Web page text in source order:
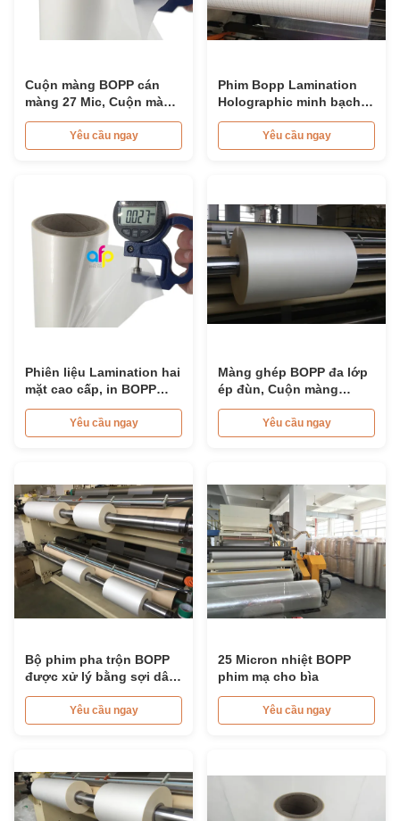
Cuộn màng BOPP cán
màng 27 Mic, Cuộn màng
đóng gói mỹ phẩm lõi 3
Yêu cầu ngay
Phim Bopp Lamination
Holographic minh bạch
26micron Tiêu chuẩn /
Mô hình tùy chỉnh
Yêu cầu ngay
Phiên liệu Lamination hai
mặt cao cấp, in BOPP
Lamination Film Roll
Yêu cầu ngay
Màng ghép BOPP đa lớp
ép đùn, Cuộn màng
BOPP trong suốt mềm
Yêu cầu ngay
Bộ phim pha trộn BOPP
được xử lý bằng sợi dây
chuyền hai mặt cho pha
trộn mịnYêu cầu ngay
25 Micron nhiệt BOPP
phim mạ cho bìa
Yêu cầu ngay